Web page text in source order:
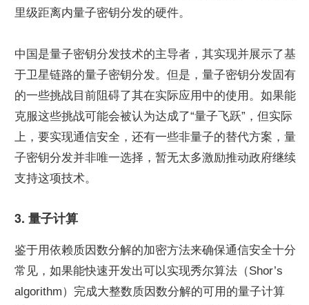
里级距离内量子密钥分发的硬件。
中国是量子密钥分发技术的主导者，其实现并展示了基
于卫星链路的量子密钥分发。但是，量子密钥分发固有
的一些挑战目前阻碍了其在实际应用中的使用。如果能
克服这些挑战可能会被认为达成了“量子飞跃”，但实际
上，要实现通信安全，还有一些非量子的替代方案，量
子密钥分发并非唯一选择，暂无太多激励推动政府继续
支持这项技术。
3. 量子计算
鉴于用依赖质因数分解的加密方法来确保通信安全十分
常见，如果能快速开发出可以实现秀尔算法（Shor’s
algorithm）完成大整数质因数分解的可用的量子计算